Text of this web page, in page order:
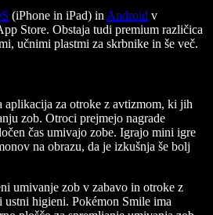
(iPhone in iPad) in Android v
Store. Obstaja tudi premium različica
učnimi plastmi za skrbnike in še več.
aplikacija za otroke z avtizmom, ki jih
zob. Otroci prejmejo nagrade
čas umivajo zobe. Igrajo mini igre
na obrazu, da je izkušnja še bolj
umivanje zob v zabavo in otroke z
higieni. Pokémon Smile ima